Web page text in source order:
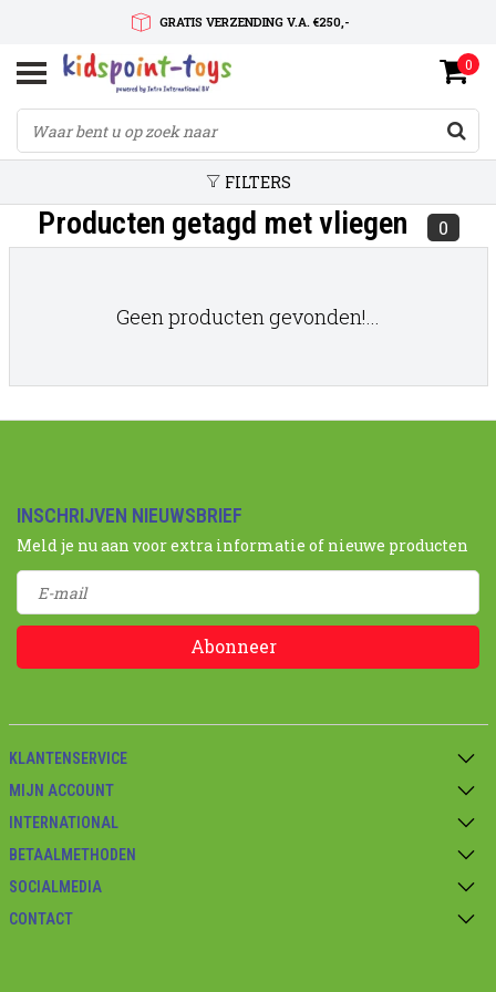
GRATIS VERZENDING V.A. €250,-
SNELLE LEVERTIJD
SERVICE OP MAAT
0
FILTERS
Producten getagd met vliegen 0
Geen producten gevonden!...
INSCHRIJVEN NIEUWSBRIEF
Meld je nu aan voor extra informatie of nieuwe producten
Abonneer
KLANTENSERVICE
MIJN ACCOUNT
INTERNATIONAL
BETAALMETHODEN
SOCIALMEDIA
CONTACT